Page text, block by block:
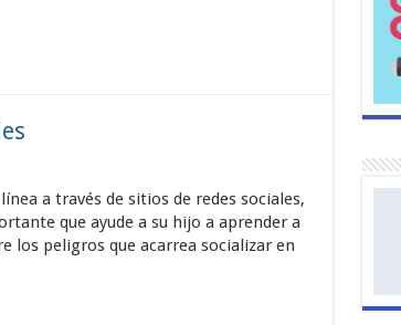
a través de sitios de redes sociales,
que ayude a su hijo a aprender a
los peligros que acarrea socializar en